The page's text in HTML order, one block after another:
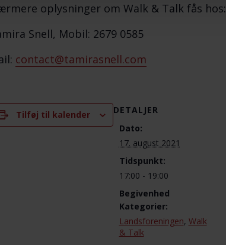
oplysninger om Walk & Talk fås hos:
Snell, Mobil: 2679 0585
contact@tamirasnell.com
Tilføj til kalender
DETALJER
Dato:
17. august 2021
Tidspunkt:
17:00 - 19:00
Begivenhed
Kategorier:
Landsforeningen, Walk
& Talk